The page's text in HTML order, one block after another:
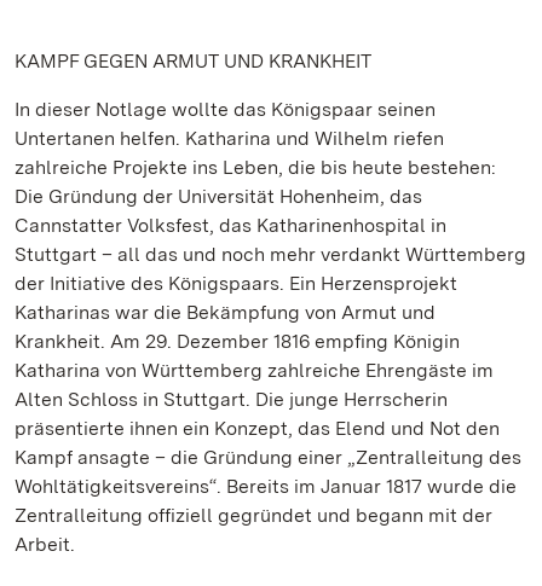
KAMPF GEGEN ARMUT UND KRANKHEIT
In dieser Notlage wollte das Königspaar seinen
Untertanen helfen. Katharina und Wilhelm riefen
zahlreiche Projekte ins Leben, die bis heute bestehen:
Die Gründung der Universität Hohenheim, das
Cannstatter Volksfest, das Katharinenhospital in
Stuttgart – all das und noch mehr verdankt Württemberg
der Initiative des Königspaars. Ein Herzensprojekt
Katharinas war die Bekämpfung von Armut und
Krankheit. Am 29. Dezember 1816 empfing Königin
Katharina von Württemberg zahlreiche Ehrengäste im
Alten Schloss in Stuttgart. Die junge Herrscherin
präsentierte ihnen ein Konzept, das Elend und Not den
Kampf ansagte – die Gründung einer „Zentralleitung des
Wohltätigkeitsvereins“. Bereits im Januar 1817 wurde die
Zentralleitung offiziell gegründet und begann mit der
Arbeit.